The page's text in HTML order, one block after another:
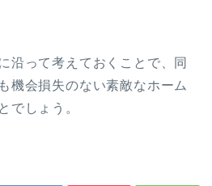
沿って考えておくことで、同
機会損失のない素敵なホーム
でしょう。